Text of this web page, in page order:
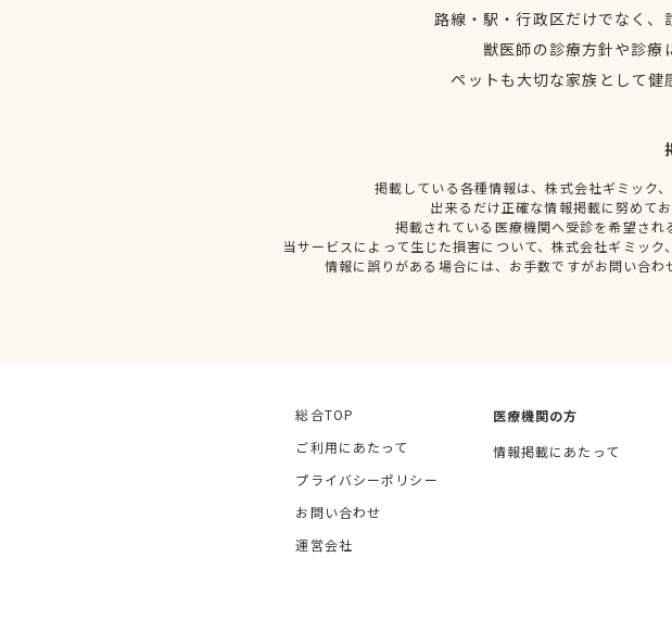
路線・駅・行政区だけでなく
獣医師の診療方針や診療
ペットも大切な家族として
掲載している各種情報は、株式会社ギミック
出来るだけ正確な情報掲載に努めて
掲載されている医療機関へ受診を希望さ
当サービスによって生じた損害について、株式会社ギミッ
情報に誤りがある場合には、お手数ですがお問い合
総合TOP
ご利用にあたって
プライバシーポリシー
お問い合わせ
運営会社
医療機関の方
情報掲載にあたって